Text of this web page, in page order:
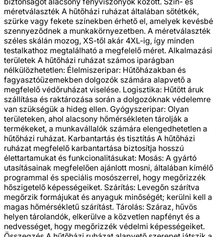
méretválaszték A hűtőházi ruházat általában sötétkék,
szürke vagy fekete színekben érhető el, amelyek kevésbé
szennyeződnek a munkakörnyezetben. A méretválaszték
széles skálán mozog, XS-től akár 4XL-ig, így minden
testalkathoz megtalálható a megfelelő méret. Alkalmazási
területek A hűtőházi ruházat számos iparágban
nélkülözhetetlen: Élelmiszeripar: Hűtőházakban és
fagyasztóüzemekben dolgozók számára alapvető a
megfelelő védőruházat viselése. Logisztika: Hűtött áruk
szállítása és raktározása során a dolgozóknak védelemre
van szükségük a hideg ellen. Gyógyszeripar: Olyan
területeken, ahol alacsony hőmérsékleten tárolják a
termékeket, a munkavállalók számára elengedhetetlen a
hűtőházi ruházat. Karbantartás és tisztítás A hűtőházi
ruházat megfelelő karbantartása biztosítja hosszú
élettartamukat és funkcionalitásukat: Mosás: A gyártó
utasításainak megfelelően ajánlott mosni, általában kímélő
programmal és speciális mosószerrel, hogy megőrizzék
hőszigetelő képességeiket. Szárítás: Levegőn szárítva
megőrzik formájukat és anyaguk minőségét; kerülni kell a
magas hőmérsékletű szárítást. Tárolás: Száraz, hűvös
helyen tárolandók, elkerülve a közvetlen napfényt és a
nedvességet, hogy megőrizzék védelmi képességeiket.